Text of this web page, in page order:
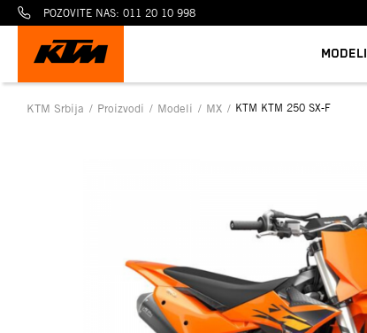
POZOVITE NAS: 011 20 10 998
MODELI
KTM Srbija Proizvodi Modeli MX KTM KTM 250 SX-F